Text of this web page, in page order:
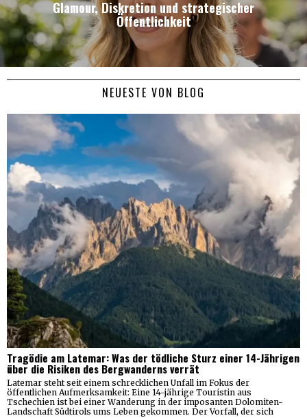
Glamour, Diskretion und strategischer
Öffentlichkeit
NEUESTE VON BLOG
Tragödie am Latemar: Was der tödliche Sturz einer 14-Jährigen
über die Risiken des Bergwanderns verrät
Latemar steht seit einem schrecklichen Unfall im Fokus der
öffentlichen Aufmerksamkeit: Eine 14-jährige Touristin aus
Tschechien ist bei einer Wanderung in der imposanten Dolomiten-
Landschaft Südtirols ums Leben gekommen. Der Vorfall, der sich